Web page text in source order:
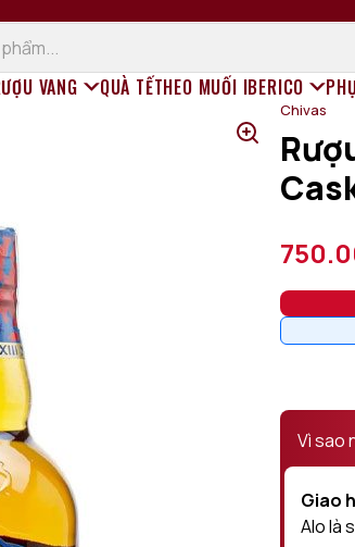
VANG
Rượu vang đỏ
Rượu vang trắng
Rượu vang sủi
Rượu vang ngọt
Rượu vang hồng
Rượu vang
QUÀ TẾTHEO MUỐI IBERICO
Chivas
Vì sao
Giao
Alo là